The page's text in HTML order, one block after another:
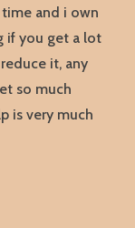
and i own
if you get a lot
it, any
so much
is very much